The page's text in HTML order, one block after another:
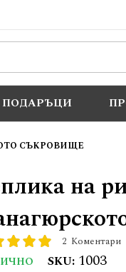
ПОДАРЪЦИ
СЪКРОВИЩЕ
на
2 Коментари
SKU 1003